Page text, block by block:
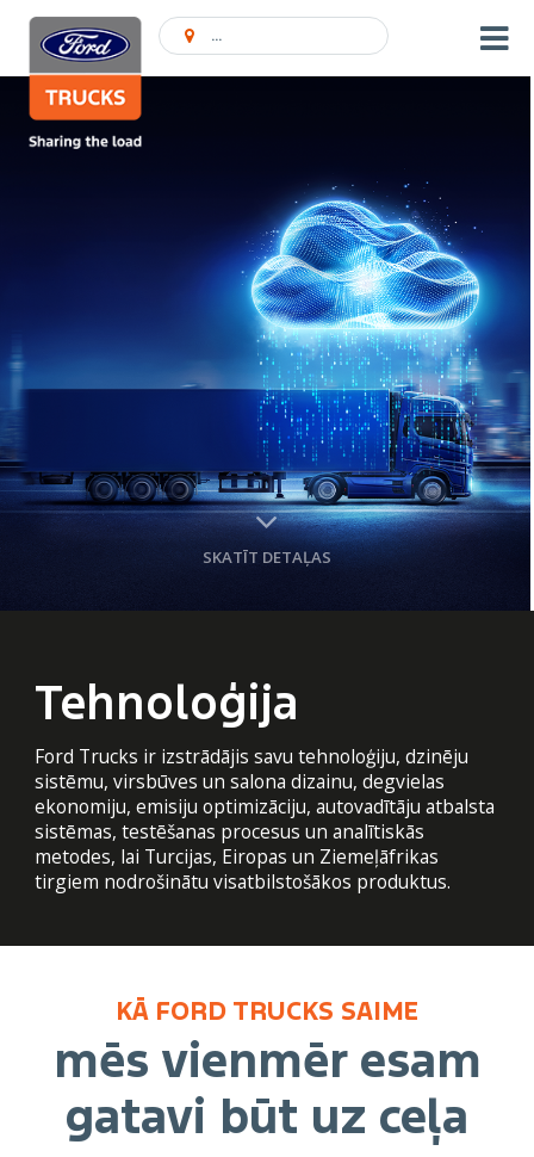
Atrast pārstāvniecību
Tehnoloģija
Ford Trucks ir izstrādājis savu tehnoloģiju, dzinēju
sistēmu, virsbūves un salona dizainu, degvielas
ekonomiju, emisiju optimizāciju, autovadītāju atbalsta
sistēmas, testēšanas procesus un analītiskās
metodes, lai Turcijas, Eiropas un Ziemeļāfrikas
tirgiem nodrošinātu visatbilstošākos produktus.
SKATĪT DETAĻAS
KĀ FORD TRUCKS SAIME
mēs vienmēr esam
gatavi būt uz ceļa